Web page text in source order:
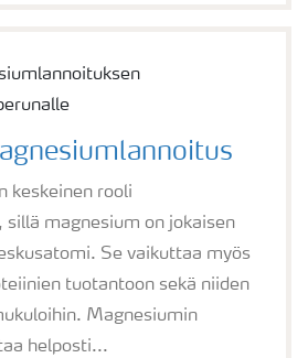
keskeinen rooli
magnesium on jokaisen
Se vaikuttaa myös
tuotantoon sekä niiden
Magnesiumin
helposti...